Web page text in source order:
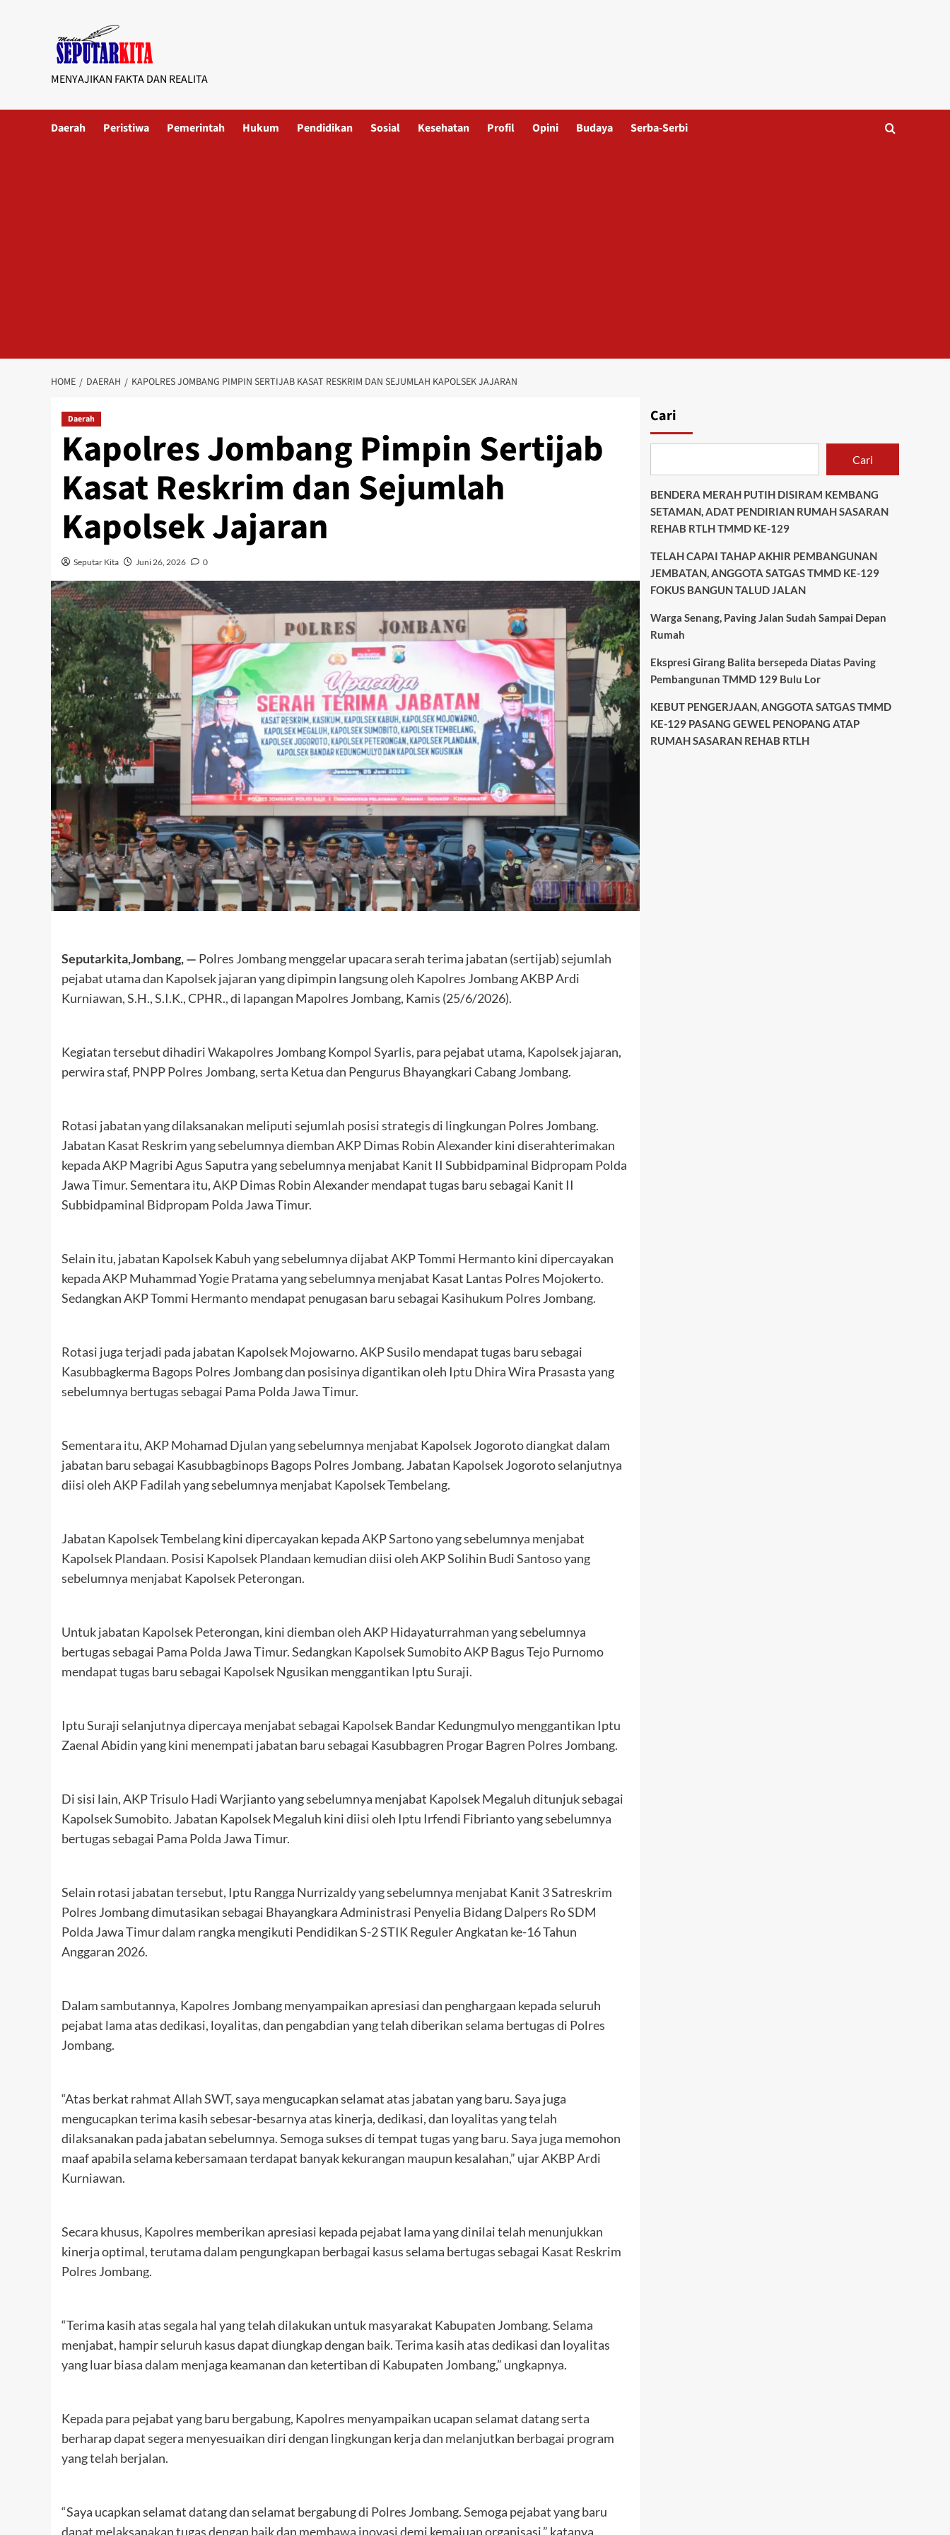
MENYAJIKAN FAKTA DAN REALITA
Daerah Peristiwa Pemerintah Hukum Pendidikan Sosial Kesehatan Profil Opini Budaya Serba-Serbi
HOME DAERAH KAPOLRES JOMBANG PIMPIN SERTIJAB KASAT RESKRIM DAN SEJUMLAH KAPOLSEK JAJARAN
Daerah
Kapolres Jombang Pimpin Sertijab
Kasat Reskrim dan Sejumlah
Kapolsek Jajaran
Seputar Kita Juni 26, 2026 0
Seputarkita,Jombang, — Polres Jombang menggelar upacara serah terima jabatan (sertijab) sejumlah
pejabat utama dan Kapolsek jajaran yang dipimpin langsung oleh Kapolres Jombang AKBP Ardi
Kurniawan, S.H., S.I.K., CPHR., di lapangan Mapolres Jombang, Kamis (25/6/2026).
Kegiatan tersebut dihadiri Wakapolres Jombang Kompol Syarlis, para pejabat utama, Kapolsek jajaran,
perwira staf, PNPP Polres Jombang, serta Ketua dan Pengurus Bhayangkari Cabang Jombang.
Rotasi jabatan yang dilaksanakan meliputi sejumlah posisi strategis di lingkungan Polres Jombang.
Jabatan Kasat Reskrim yang sebelumnya diemban AKP Dimas Robin Alexander kini diserahterimakan
kepada AKP Magribi Agus Saputra yang sebelumnya menjabat Kanit II Subbidpaminal Bidpropam Polda
Jawa Timur. Sementara itu, AKP Dimas Robin Alexander mendapat tugas baru sebagai Kanit II
Subbidpaminal Bidpropam Polda Jawa Timur.
Selain itu, jabatan Kapolsek Kabuh yang sebelumnya dijabat AKP Tommi Hermanto kini dipercayakan
kepada AKP Muhammad Yogie Pratama yang sebelumnya menjabat Kasat Lantas Polres Mojokerto.
Sedangkan AKP Tommi Hermanto mendapat penugasan baru sebagai Kasihukum Polres Jombang.
Rotasi juga terjadi pada jabatan Kapolsek Mojowarno. AKP Susilo mendapat tugas baru sebagai
Kasubbagkerma Bagops Polres Jombang dan posisinya digantikan oleh Iptu Dhira Wira Prasasta yang
sebelumnya bertugas sebagai Pama Polda Jawa Timur.
Sementara itu, AKP Mohamad Djulan yang sebelumnya menjabat Kapolsek Jogoroto diangkat dalam
jabatan baru sebagai Kasubbagbinops Bagops Polres Jombang. Jabatan Kapolsek Jogoroto selanjutnya
diisi oleh AKP Fadilah yang sebelumnya menjabat Kapolsek Tembelang.
Jabatan Kapolsek Tembelang kini dipercayakan kepada AKP Sartono yang sebelumnya menjabat
Kapolsek Plandaan. Posisi Kapolsek Plandaan kemudian diisi oleh AKP Solihin Budi Santoso yang
sebelumnya menjabat Kapolsek Peterongan.
Untuk jabatan Kapolsek Peterongan, kini diemban oleh AKP Hidayaturrahman yang sebelumnya
bertugas sebagai Pama Polda Jawa Timur. Sedangkan Kapolsek Sumobito AKP Bagus Tejo Purnomo
mendapat tugas baru sebagai Kapolsek Ngusikan menggantikan Iptu Suraji.
Iptu Suraji selanjutnya dipercaya menjabat sebagai Kapolsek Bandar Kedungmulyo menggantikan Iptu
Zaenal Abidin yang kini menempati jabatan baru sebagai Kasubbagren Progar Bagren Polres Jombang.
Di sisi lain, AKP Trisulo Hadi Warjianto yang sebelumnya menjabat Kapolsek Megaluh ditunjuk sebagai
Kapolsek Sumobito. Jabatan Kapolsek Megaluh kini diisi oleh Iptu Irfendi Fibrianto yang sebelumnya
bertugas sebagai Pama Polda Jawa Timur.
Selain rotasi jabatan tersebut, Iptu Rangga Nurrizaldy yang sebelumnya menjabat Kanit 3 Satreskrim
Polres Jombang dimutasikan sebagai Bhayangkara Administrasi Penyelia Bidang Dalpers Ro SDM
Polda Jawa Timur dalam rangka mengikuti Pendidikan S-2 STIK Reguler Angkatan ke-16 Tahun
Anggaran 2026.
Dalam sambutannya, Kapolres Jombang menyampaikan apresiasi dan penghargaan kepada seluruh
pejabat lama atas dedikasi, loyalitas, dan pengabdian yang telah diberikan selama bertugas di Polres
Jombang.
“Atas berkat rahmat Allah SWT, saya mengucapkan selamat atas jabatan yang baru. Saya juga
mengucapkan terima kasih sebesar-besarnya atas kinerja, dedikasi, dan loyalitas yang telah
dilaksanakan pada jabatan sebelumnya. Semoga sukses di tempat tugas yang baru. Saya juga memohon
maaf apabila selama kebersamaan terdapat banyak kekurangan maupun kesalahan,” ujar AKBP Ardi
Kurniawan.
Secara khusus, Kapolres memberikan apresiasi kepada pejabat lama yang dinilai telah menunjukkan
kinerja optimal, terutama dalam pengungkapan berbagai kasus selama bertugas sebagai Kasat Reskrim
Polres Jombang.
“Terima kasih atas segala hal yang telah dilakukan untuk masyarakat Kabupaten Jombang. Selama
menjabat, hampir seluruh kasus dapat diungkap dengan baik. Terima kasih atas dedikasi dan loyalitas
yang luar biasa dalam menjaga keamanan dan ketertiban di Kabupaten Jombang,” ungkapnya.
Kepada para pejabat yang baru bergabung, Kapolres menyampaikan ucapan selamat datang serta
berharap dapat segera menyesuaikan diri dengan lingkungan kerja dan melanjutkan berbagai program
yang telah berjalan.
“Saya ucapkan selamat datang dan selamat bergabung di Polres Jombang. Semoga pejabat yang baru
dapat melaksanakan tugas dengan baik dan membawa inovasi demi kemajuan organisasi,” katanya.
Cari
Cari
BENDERA MERAH PUTIH DISIRAM KEMBANG
SETAMAN, ADAT PENDIRIAN RUMAH SASARAN
REHAB RTLH TMMD KE-129
TELAH CAPAI TAHAP AKHIR PEMBANGUNAN
JEMBATAN, ANGGOTA SATGAS TMMD KE-129
FOKUS BANGUN TALUD JALAN
Warga Senang, Paving Jalan Sudah Sampai Depan
Rumah
Ekspresi Girang Balita bersepeda Diatas Paving
Pembangunan TMMD 129 Bulu Lor
KEBUT PENGERJAAN, ANGGOTA SATGAS TMMD
KE-129 PASANG GEWEL PENOPANG ATAP
RUMAH SASARAN REHAB RTLH